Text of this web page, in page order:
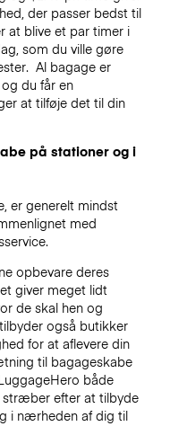
der passer bedst til
at blive et par timer i
som du ville gøre
Al bagage er
du får en
at tilføje det til din
på stationer og i
er generelt mindst
med
opbevare deres
giver meget lidt
de skal hen og
også butikker
for at aflevere din
til bagageskabe
både
efter at tilbyde
i nærheden af dig til